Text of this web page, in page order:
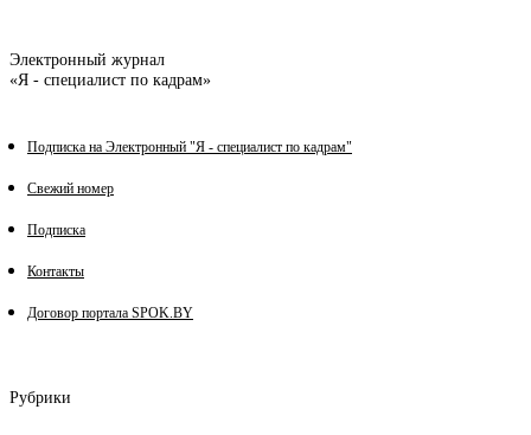
Электронный журнал
«Я - специалист по кадрам»
Подписка на Электронный "Я - специалист по кадрам"
Свежий номер
Подписка
Контакты
Договор портала SPOK.BY
Рубрики